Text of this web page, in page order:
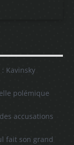
Kavinsky
polémique
accusations
fait son grand